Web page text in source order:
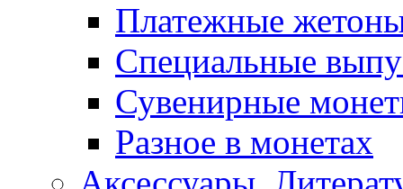
Платежные
Специальные
Сувенирные
Разное в монетах